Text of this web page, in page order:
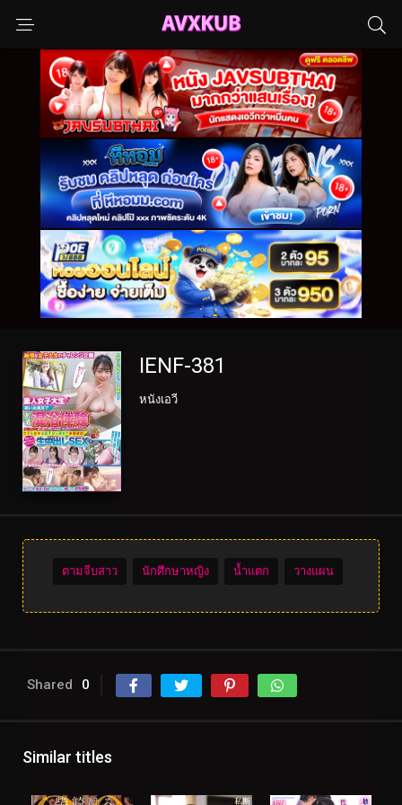
IENF-381
หนังเอวี
ตามจีบสาว นักศึกษาหญิง น้ำแตก วางแผน
Shared 0
Similar titles